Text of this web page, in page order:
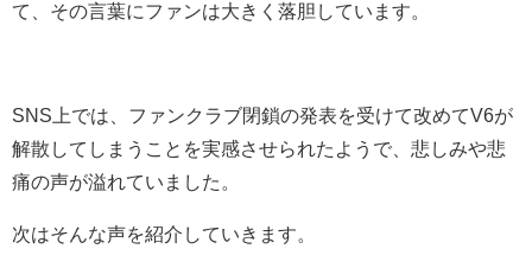
て、その言葉にファンは大きく落胆しています。
SNS上では、ファンクラブ閉鎖の発表を受けて改めてV6が
解散してしまうことを実感させられたようで、悲しみや悲
痛の声が溢れていました。
次はそんな声を紹介していきます。